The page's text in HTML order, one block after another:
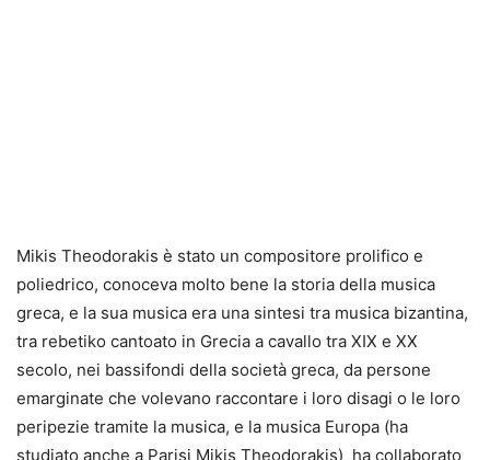
Mikis Theodorakis è stato un compositore prolifico e
poliedrico, conoceva molto bene la storia della musica
greca, e la sua musica era una sintesi tra musica bizantina,
tra rebetiko cantoato in Grecia a cavallo tra XIX e XX
secolo, nei bassifondi della società greca, da persone
emarginate che volevano raccontare i loro disagi o le loro
peripezie tramite la musica, e la musica Europa (ha
studiato anche a Parisi Mikis Theodorakis) ha collaborato